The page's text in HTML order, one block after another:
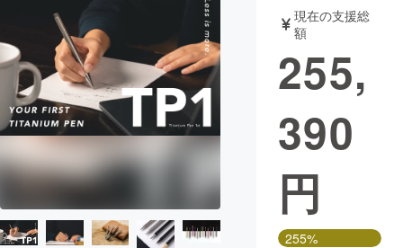
テクノロジー・ガジェット
映像・映画 書籍・雑誌
ビジネス・起業 チャレンジ
まちづくり・地域活性化
CAMPFIRE for Social Good CAMPFIRE Creation
現在の支援総
額
255,
390
円
255%